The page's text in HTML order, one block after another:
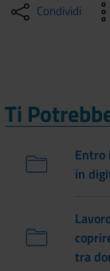
Condividi
Ti
Entro
in
tra